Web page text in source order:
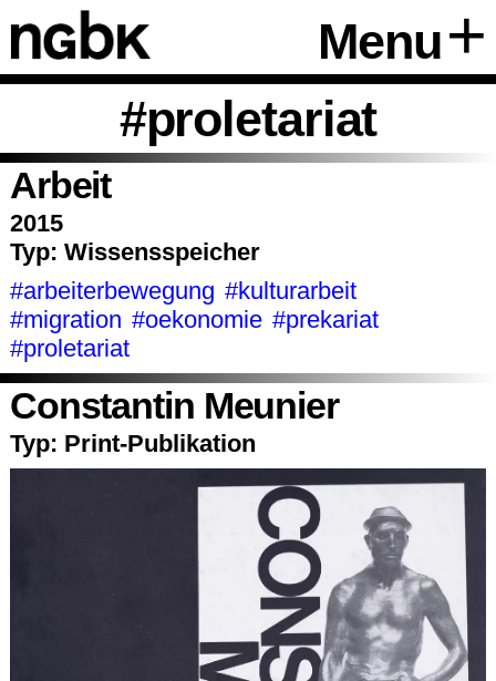
Menu
#proletariat
Arbeit
2015
Typ: Wissensspeicher
#arbeiterbewegung #kulturarbeit
#migration #oekonomie #prekariat
#proletariat
Constantin Meunier
Typ: Print-Publikation